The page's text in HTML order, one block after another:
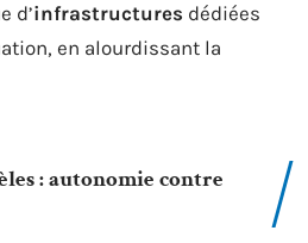
d’infrastructures dédiées
en alourdissant la
: autonomie contre